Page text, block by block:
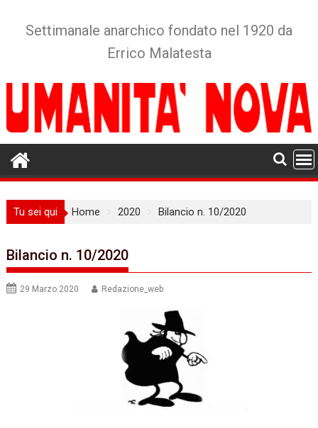
Settimanale anarchico fondato nel 1920 da
Errico Malatesta
Tu sei qui Home 2020 Bilancio n. 10/2020
Bilancio n. 10/2020
29 Marzo 2020 Redazione_web